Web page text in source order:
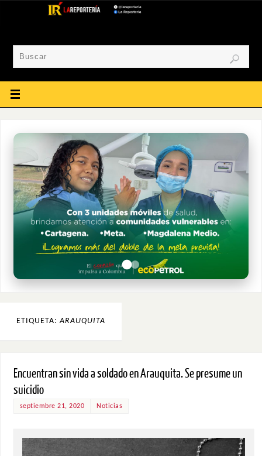
ETIQUETA:ARAUQUITA
Encuentran sin vida a soldado en Arauquita. Se presume un
suicidio
septiembre 21, 2020 Noticias